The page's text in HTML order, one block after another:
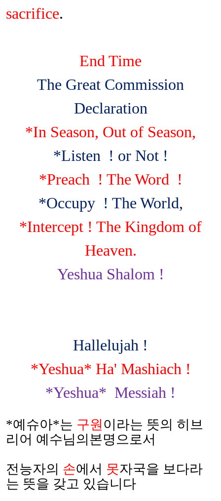
sacrifice.
End Time
The Great Commission
Declaration
*In Season, Out of Season,
*Listen ! or Not !
*Preach ! The Word !
*Occupy ! The World,
*Intercept ! The Kingdom of
Heaven.
Yeshua Shalom !
Hallelujah !
*Yeshua* Ha' Mashiach !
*Yeshua* Messiah !
*예슈아*는 구원 이라는 뜻의 히브
리어 예수님의본명으로서
전능자의 손에서 못자국을 보다라
는 뜻을 갖고 있습니다